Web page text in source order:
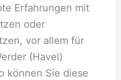
Erfahrungen mit
oder
vor allem für
(Havel)
können Sie diese